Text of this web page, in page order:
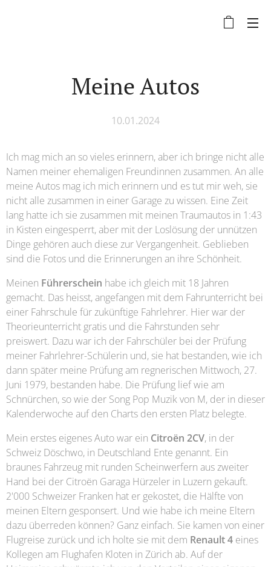
Meine Autos
10.01.2024
Ich mag mich an so vieles erinnern, aber ich bringe nicht alle
Namen meiner ehemaligen Freundinnen zusammen. An alle
meine Autos mag ich mich erinnern und es tut mir weh, sie
nicht alle zusammen in einer Garage zu wissen. Eine Zeit
lang hatte ich sie zusammen mit meinen Traumautos in 1:43
in Kisten eingesperrt, aber mit der Loslösung der unnützen
Dinge gehören auch diese zur Vergangenheit. Geblieben
sind die Fotos und die Erinnerungen an ihre Schönheit.
Meinen Führerschein habe ich gleich mit 18 Jahren
gemacht. Das heisst, angefangen mit dem Fahrunterricht bei
einer Fahrschule für zukünftige Fahrlehrer. Hier war der
Theorieunterricht gratis und die Fahrstunden sehr
preiswert. Dazu war ich der Fahrschüler bei der Prüfung
meiner Fahrlehrer-Schülerin und, sie hat bestanden, wie ich
dann später meine Prüfung am regnerischen Mittwoch, 27.
Juni 1979, bestanden habe. Die Prüfung lief wie am
Schnürchen, so wie der Song Pop Muzik von M, der in dieser
Kalenderwoche auf den Charts den ersten Platz belegte.
Mein erstes eigenes Auto war ein Citroën 2CV, in der
Schweiz Döschwo, in Deutschland Ente genannt. Ein
braunes Fahrzeug mit runden Scheinwerfern aus zweiter
Hand bei der Citroën Garaga Hürzeler in Luzern gekauft.
2'000 Schweizer Franken hat er gekostet, die Hälfte von
meinen Eltern gesponsert. Und wie habe ich meine Eltern
dazu überreden können? Ganz einfach. Sie kamen von einer
Flugreise zurück und ich holte sie mit dem Renault 4 eines
Kollegen am Flughafen Kloten in Zürich ab. Auf der